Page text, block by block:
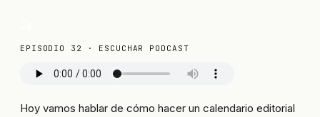
EPISODIO 32 · ESCUCHAR PODCAST
Hoy vamos hablar de cómo hacer un calendario editorial